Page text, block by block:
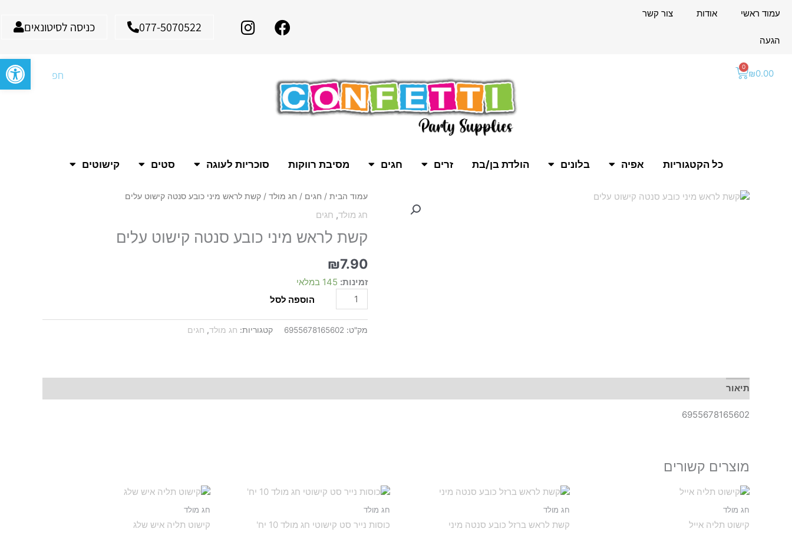
פתח
לתוכןעמוד ראשי אודות צור קשר
הגעה
F
a
b
o
o
I
n
077-5070522 כניסה לסיטונאים
₪0.00
0
עגלת
כל הקטגוריות אפיה בלונים הולדת בן/בת זרים חגים מסיבת רווקות סוכריות לעוגה סטים קישוטים
עמוד הבית / חגים / חג מולד / קשת לראש מיני כובע סנטה קישוט עלים
חג מולד, חגים
קשת לראש מיני כובע סנטה קישוט עלים
₪7.90
זמינות: 145 במלאי
כמות
קשת
לראש
מיני
כובע
קישוט
עלים
הוספה לסל
מק"ט: 6955678165602 קטגוריות: חג מולד, חגים
תיאור
6955678165602
מוצרים קשורים
חג מולד
קישוט תליה אייל
חג מולד
קשת לראש ברזל כובע סנטה מיני
חג מולד
כוסות נייר סט קישוטי חג מולד 10 יח'
חג מולד
קישוט תליה איש שלג